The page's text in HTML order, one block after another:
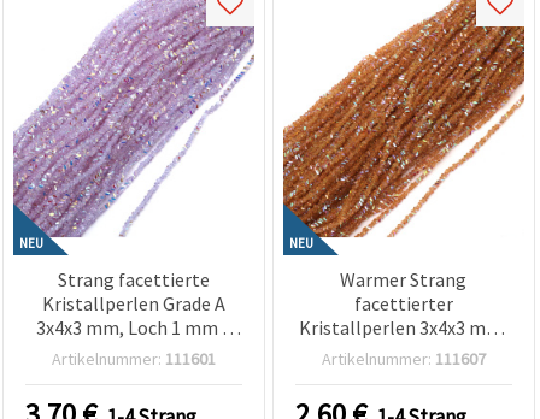
NEU
Strang facettierte
Kristallperlen Grade A
3x4x3 mm, Loch 1 mm –
Brillant Transparent
schimmernder AB-
Artikelnummer: 111601
NEU
Warmer Strang
facettierter
Kristallperlen 3x4x3 mm,
Loch 1 mm – elegantes
Regenbogen mit
Artikelnummer: 111607